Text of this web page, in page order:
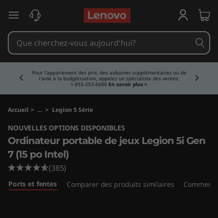
e
g
o
n
5
G
passer au contenu principal
Achetez maintenant, payez en trop.En savoir plus >
Accueil > ... > Legion 5 Série
NOUVELLES OPTIONS DISPONIBLES
Ordinateur portable de jeux Legion 5i Gen
7 (15 po Intel)
(385)
Ports et fentes Comparer des produits similaires